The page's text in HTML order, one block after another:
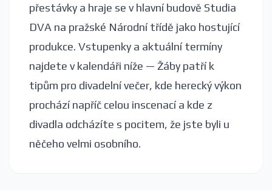
přestávky a hraje se v hlavní budově Studia
DVA na pražské Národní třídě jako hostující
produkce. Vstupenky a aktuální termíny
najdete v kalendáři níže — Žáby patří k
tipům pro divadelní večer, kde herecký výkon
prochází napříč celou inscenací a kde z
divadla odcházíte s pocitem, že jste byli u
něčeho velmi osobního.